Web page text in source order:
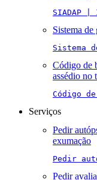
SIADAP |
Sistema
Sistema
Código de
assédio no
Código
Serviços
Pedir
exumação
Pedir
Pedir